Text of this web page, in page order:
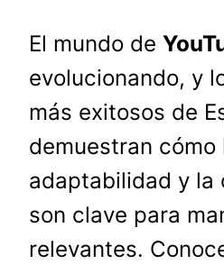
El mundo de
evolucionando, y
más exitosos de
demuestran cómo
adaptabilidad y la
son clave para
relevantes.